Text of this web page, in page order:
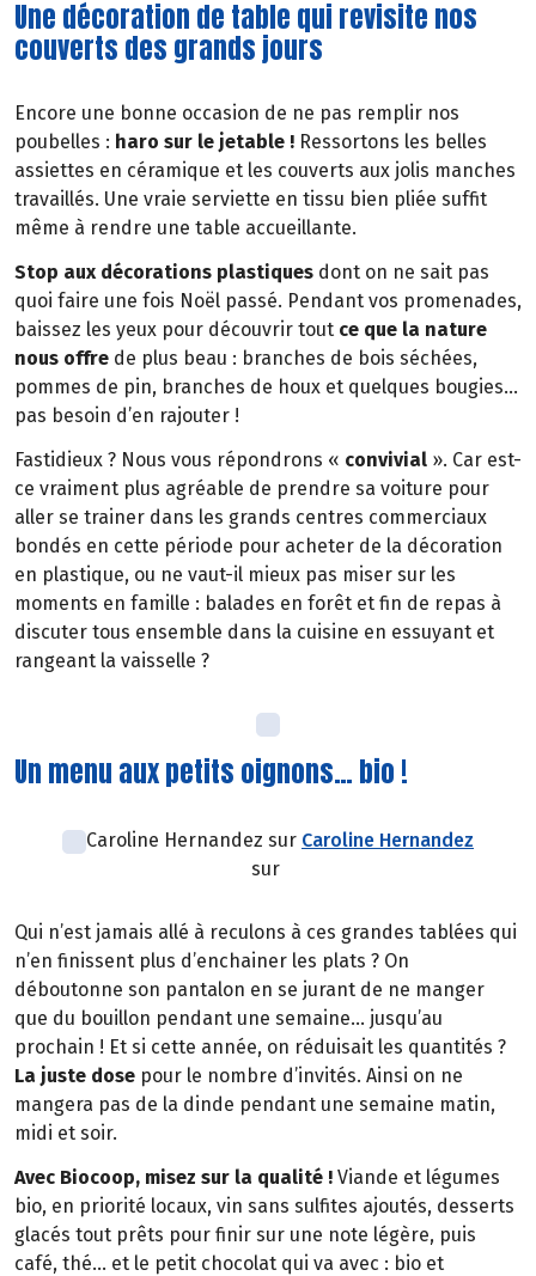
Une décoration de table qui revisite nos
couverts des grands jours
Encore une bonne occasion de ne pas remplir nos
poubelles : haro sur le jetable ! Ressortons les belles
assiettes en céramique et les couverts aux jolis manches
travaillés. Une vraie serviette en tissu bien pliée suffit
même à rendre une table accueillante.
Stop aux décorations plastiques dont on ne sait pas
quoi faire une fois Noël passé. Pendant vos promenades,
baissez les yeux pour découvrir tout ce que la nature
nous offre de plus beau : branches de bois séchées,
pommes de pin, branches de houx et quelques bougies…
pas besoin d’en rajouter !
Fastidieux ? Nous vous répondrons « convivial ». Car est-
ce vraiment plus agréable de prendre sa voiture pour
aller se trainer dans les grands centres commerciaux
bondés en cette période pour acheter de la décoration
en plastique, ou ne vaut-il mieux pas miser sur les
moments en famille : balades en forêt et fin de repas à
discuter tous ensemble dans la cuisine en essuyant et
rangeant la vaisselle ?
Un menu aux petits oignons… bio !
Caroline Hernandez sur Caroline Hernandez
sur
Qui n’est jamais allé à reculons à ces grandes tablées qui
n’en finissent plus d’enchainer les plats ? On
déboutonne son pantalon en se jurant de ne manger
que du bouillon pendant une semaine… jusqu’au
prochain ! Et si cette année, on réduisait les quantités ?
La juste dose pour le nombre d’invités. Ainsi on ne
mangera pas de la dinde pendant une semaine matin,
midi et soir.
Avec Biocoop, misez sur la qualité ! Viande et légumes
bio, en priorité locaux, vin sans sulfites ajoutés, desserts
glacés tout prêts pour finir sur une note légère, puis
café, thé… et le petit chocolat qui va avec : bio et